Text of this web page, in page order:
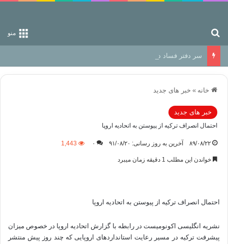
منو
سر دفتر فساد در زمین‌، دوری وکناره‌گیری از راه خداست‌!
خانه » خبر های جدید
خبر های جدید
احتمال انصراف تركيه از پيوستن به اتحاديه اروپا
۸۹/۰۸/۲۲ آخرین به روز رسانی: ۹۱/۰۸/۲۰ ۰ 1,443
خواندن این مطلب 1 دقیقه زمان میبرد
احتمال انصراف تركيه از پيوستن به اتحاديه اروپا
نشریه انگلیسی اکونومیست در رابطه با گزارش اتحادیه اروپا در خصوص میزان
پیشرفت ترکیه در مسیر رعایت استانداردهای اروپایی که چند روز پیش منتشر